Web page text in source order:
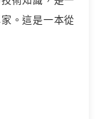
。這是一本從